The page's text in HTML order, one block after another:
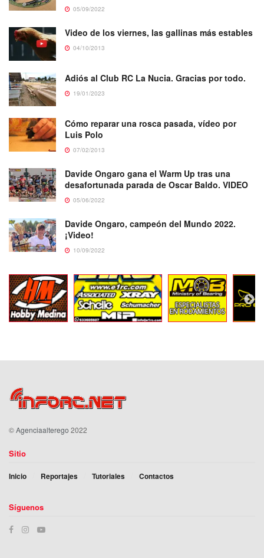
05/09/2022
Video de los viernes, las gallinas más estables
04/10/2013
Adiós al Club RC La Nucia. Gracias por todo.
19/01/2023
Cómo reparar una rosca pasada, vídeo por
Luis Polo
07/02/2013
Davide Ongaro gana el Warm Up tras una
desafortunada parada de Oscar Baldo. VIDEO
05/06/2022
Davide Ongaro, campeón del Mundo 2022.
¡Video!
10/09/2022
©Agenciaalterego 2022
Sitio
Inicio Reportajes Tutoriales Contactos
Síguenos